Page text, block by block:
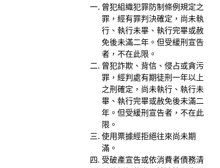
曾犯組織犯罪防制條例規定之
罪，經有罪判決確定，尚未執
行、執行未畢、執行完畢或赦
免後未滿二年。但受緩刑宣告
者，不在此限。
曾犯詐欺、背信、侵占或貪污
罪，經判處有期徒刑一年以上
之刑確定，尚未執行、執行未
畢、執行完畢或赦免後未滿二
年。但受緩刑宣告者，不在此
限。
使用票據經拒絕往來尚未期
滿。
受破產宣告或依消費者債務清